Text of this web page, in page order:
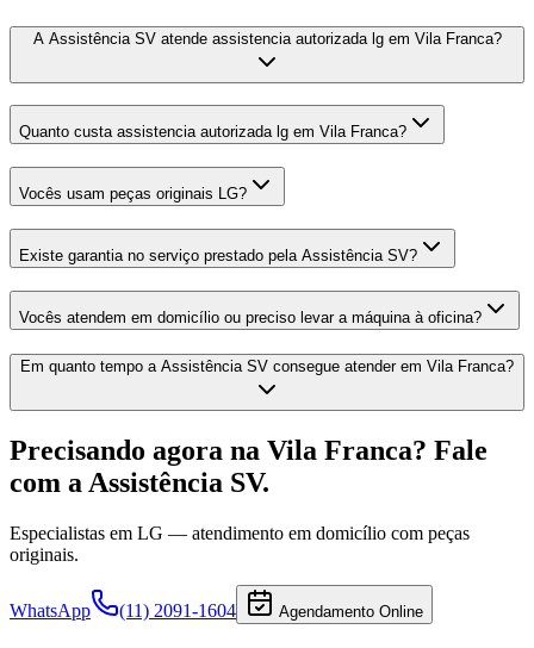
A Assistência SV atende assistencia autorizada lg em Vila Franca?
Quanto custa assistencia autorizada lg em Vila Franca?
Vocês usam peças originais LG?
Existe garantia no serviço prestado pela Assistência SV?
Vocês atendem em domicílio ou preciso levar a máquina à oficina?
Em quanto tempo a Assistência SV consegue atender em Vila Franca?
Precisando agora na Vila Franca? Fale
com a Assistência SV.
Especialistas em LG — atendimento em domicílio com peças
originais.
WhatsApp (11) 2091-1604 Agendamento Online